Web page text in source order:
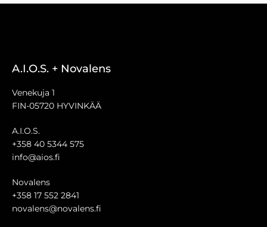
A.I.O.S. + Novalens
Venekuja 1
FIN-05720 HYVINKÄÄ
A.I.O.S.
+358 40 5344 575
info@aios.fi
Novalens
+358 17 552 2841
novalens@novalens.fi